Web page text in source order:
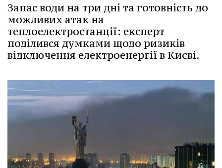
Запас води на три дні та готовність до
можливих атак на
теплоелектростанції: експерт
поділився думками щодо ризиків
відключення електроенергії в Києві.